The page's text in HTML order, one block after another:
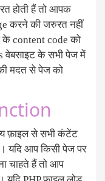
होती हैं तो आपक
करने की जरुरत नहीं
के content code को
वेबसाइट के सभी पेज में
मदत से पेज को
फ़ाइल से सभी कंटेंट
यदि आप किसी पेज पर
चाहते हैं तो आप